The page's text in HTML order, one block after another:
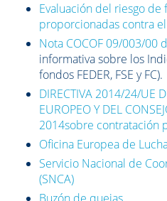
Evaluación del riesgo
proporcionadas contra
Nota COCOF 09/003/00
informativa sobre los
fondos FEDER, FSE y FC).
DIRECTIVA 2014/24/UE
EUROPEO Y DEL
2014sobre contratación
Oficina Europea de
Servicio Nacional de
(SNCA)